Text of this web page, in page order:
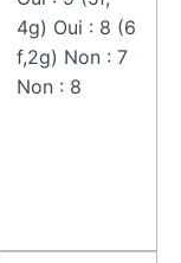
4g) Oui : 8 (6
f,2g) Non : 7
Non : 8